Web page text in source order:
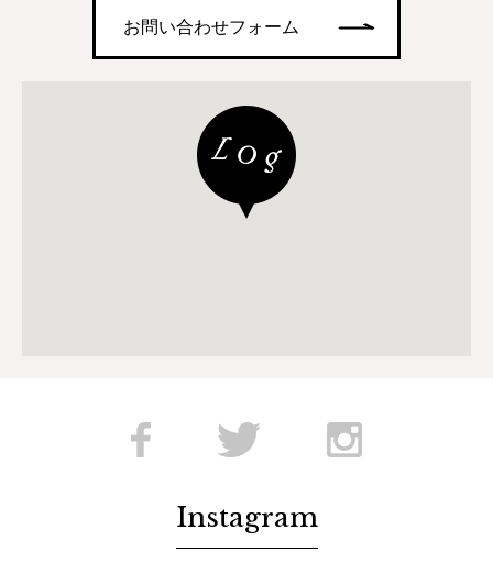
Pay Pay導入
１月１４日（月）
営業時間変更のお
1秒タオル
お問い合わせフォーム
Instagram